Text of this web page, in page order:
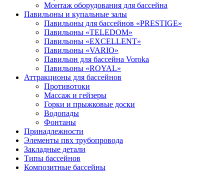
Монтаж оборудования для бассейна
Павильоны и купальные залы
Павильоны для бассейнов «PRESTIGE»
Павильоны «TELEDOM»
Павильоны «EXCELLENT»
Павильоны «VARIO»
Павильон для бассейна Voroka
Павильоны «ROYAL»
Аттракционы для бассейнов
Противотоки
Массаж и гейзеры
Горки и прыжковые доски
Водопады
Фонтаны
Принадлежности
Элементы пвх трубопровода
Закладные детали
Типы бассейнов
Композитные бассейны